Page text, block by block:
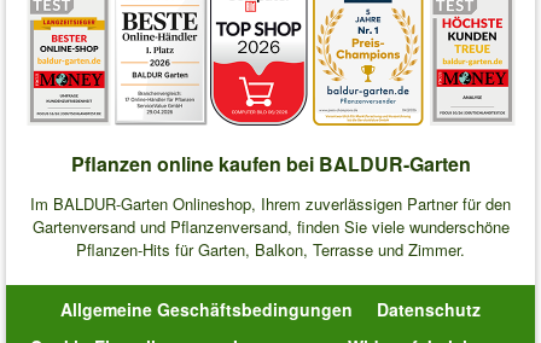
Pflanzen online kaufen bei BALDUR-Garten
Im BALDUR-Garten Onlineshop, Ihrem zuverlässigen Partner für den
Gartenversand und Pflanzenversand, finden Sie viele wunderschöne
Pflanzen-Hits für Garten, Balkon, Terrasse und Zimmer.
Allgemeine Geschäftsbedingungen
Datenschutz